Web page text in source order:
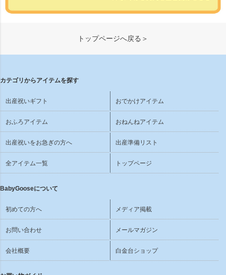
トップページへ戻る＞
カテゴリからアイテムを探す
出産祝いギフト おでかけアイテム
おふろアイテム おねんねアイテム
出産祝いをお急ぎの方へ 出産準備リスト
全アイテム一覧 トップページ
BabyGooseについて
初めての方へ メディア掲載
お問い合わせ メールマガジン
会社概要 白金台ショップ